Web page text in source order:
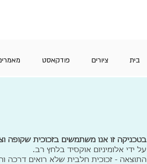
בית ציורים פודקאסט
בטכניקה זו אנו משתמשים בזכוכית שקופה
על ידי אלומיניום אוקסיד בלחץ רב.
התוצאה - זכוכית חלבית שלא רואים דרכה